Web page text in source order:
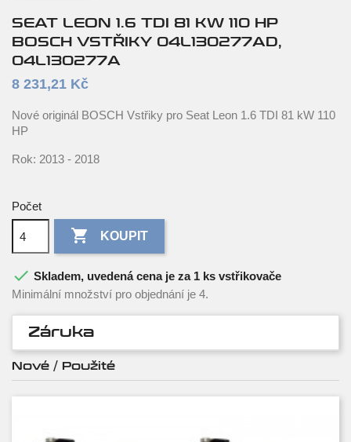
SEAT LEON 1.6 TDI 81 KW 110 HP
BOSCH VSTŘIKY 04L130277AD,
04L130277A
8 231,21 Kč
Nové originál BOSCH Vstřiky pro Seat Leon 1.6 TDI 81 kW 110
HP
Rok: 2013 - 2018
Počet
 KOUPIT
 Skladem, uvedená cena je za 1 ks vstřikovače
Minimální množství pro objednání je 4.
Záruka
Nové / Použité